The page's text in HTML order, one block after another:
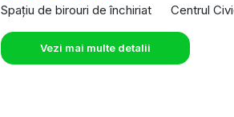
Spațiu de birouri de închiriat Centrul
Vezi mai multe detalii